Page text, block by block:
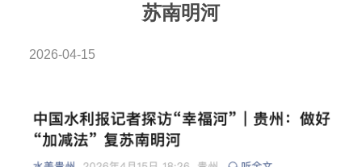
苏南明河
2026-04-15